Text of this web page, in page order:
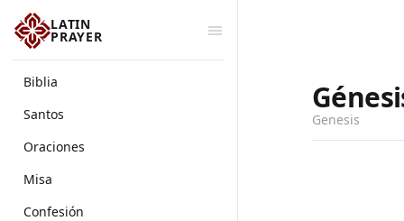
LATIN
PRAYER
Biblia
Santos
Oraciones
Misa
Confesión
Genesis